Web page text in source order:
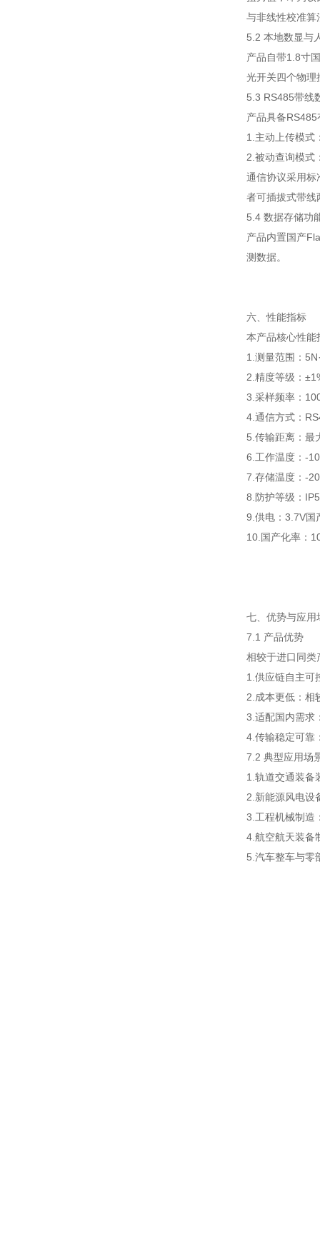
与非线性校准算
5.2 本地数显与
产品自带1.8寸
光开关四个物理
5.3 RS485带线
产品具备
1.主动上传模式
2.被动查询模式
通信协议采用标
者可插拔式带线
5.4 数据存储功
产品内置国产
测数据。
六、性能指标
本产品核心性能
1.测量范围：
2.精度等级：
3.采样频率：
4.通信方式：
5.传输距离：最
6.工作温度：-
7.存储温度：-
8.防护等级：
9.供电：3.7V国
10.国产化率：
七、优势与应用
7.1 产品优势
相较于进口同类
1.供应链自主可
2.成本更低：相
3.适配国内需求
4.传输稳定可靠
7.2 典型应用场
1.轨道交通装备
2.新能源风电设
3.工程机械制造
4.航空航天装备
5.汽车整车与零